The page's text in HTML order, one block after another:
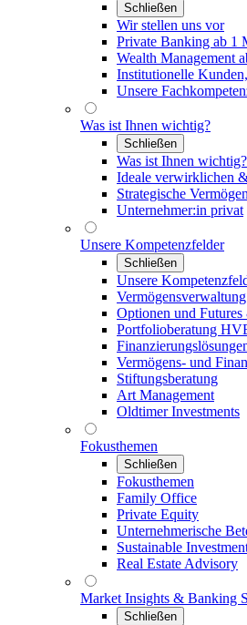
Schließen
Wir stellen uns vor
Private Banking ab 1
Wealth Management
Institutionelle
Unsere
Was ist Ihnen wichtig?
Schließen
Was ist Ihnen wichtig?
Ideale verwirklichen
Strategische
Unternehmer:in privat
Unsere Kompetenzfelder
Schließen
Unsere
Vermögensverwaltung
Optionen und
Portfolioberatung
Vermögens- und
Stiftungsberatung
Art Management
Oldtimer Investments
Fokusthemen
Schließen
Fokusthemen
Family Office
Private Equity
Unternehmerische
Sustainable
Real Estate Advisory
Market Insights & Banking
Schließen